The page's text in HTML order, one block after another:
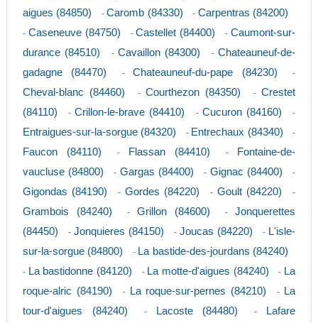
aigues (84850)
-Caromb (84330) - Carpentras (84200)
- Caseneuve (84750) -Castellet (84400) -Caumont-sur-
durance (84510)
-Cavaillon (84300) -Chateauneuf-de-
gadagne (84470)
-Chateauneuf-du-pape (84230) -
Cheval-blanc (84460) -Courthezon (84350) -Crestet
(84110)
-Crillon-le-brave (84410) - Cucuron (84160) -
Entraigues-sur-la-sorgue (84320) - Entrechaux (84340) -
Faucon (84110) - Flassan (84410) -
Fontaine-de-
vaucluse (84800)
- Gargas (84400) - Gignac (84400) -
Gigondas (84190) - Gordes (84220) - Goult (84220) -
Grambois (84240) -Grillon (84600) -Jonquerettes
(84450)
- Jonquieres (84150) -Joucas (84220) - L'isle-
sur-la-sorgue (84800)
- La bastide-des-jourdans (84240)
- La bastidonne (84120) - La motte-d'aigues (84240) - La
roque-alric (84190)
- La roque-sur-pernes (84210) - La
tour-d'aigues (84240)
- Lacoste (84480) -
Lafare